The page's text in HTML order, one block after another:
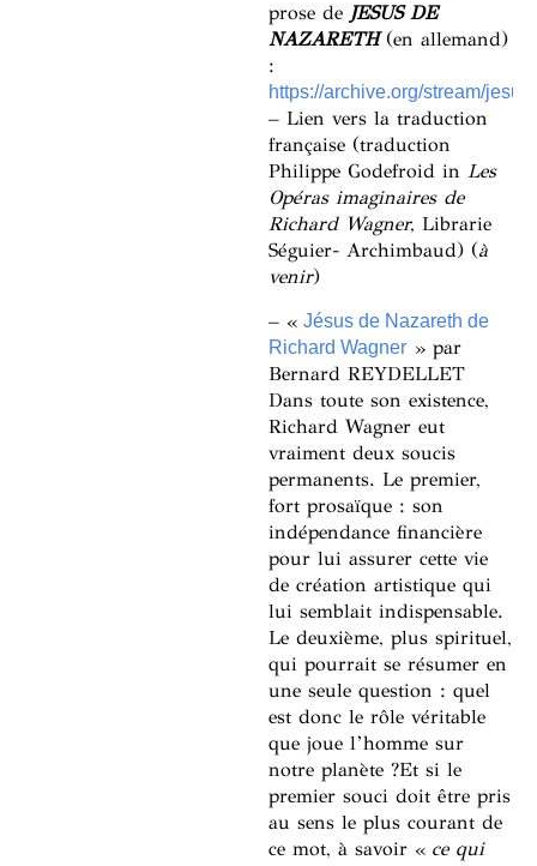
prose de JESUS DE
NAZARETH(en allemand)
:
https://archive.org/stream/
– Lien vers la traduction
française (traduction
Philippe Godefroid in Les
Opéras imaginaires de
Richard Wagner, Librarie
Séguier- Archimbaud) (à
venir)
– « Jésus de Nazareth de
Richard Wagner » par
Bernard REYDELLET
Dans toute son existence,
Richard Wagner eut
vraiment deux soucis
permanents. Le premier,
fort prosaïque : son
indépendance financière
pour lui assurer cette vie
de création artistique qui
lui semblait indispensable.
Le deuxième, plus spirituel,
qui pourrait se résumer en
une seule question : quel
est donc le rôle véritable
que joue l’homme sur
notre planète ?Et si le
premier souci doit être pris
au sens le plus courant de
ce mot, à savoir « ce qui